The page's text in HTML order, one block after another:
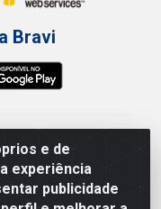
e de
experiência
publicidade
Bravi
EIRELI -
06
- Galpão 000A -
51.150-010